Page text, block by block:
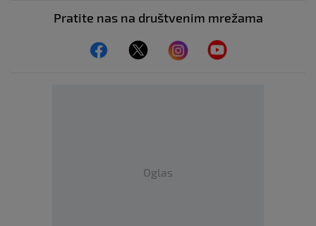
Pratite nas na društvenim mrežama
Oglas